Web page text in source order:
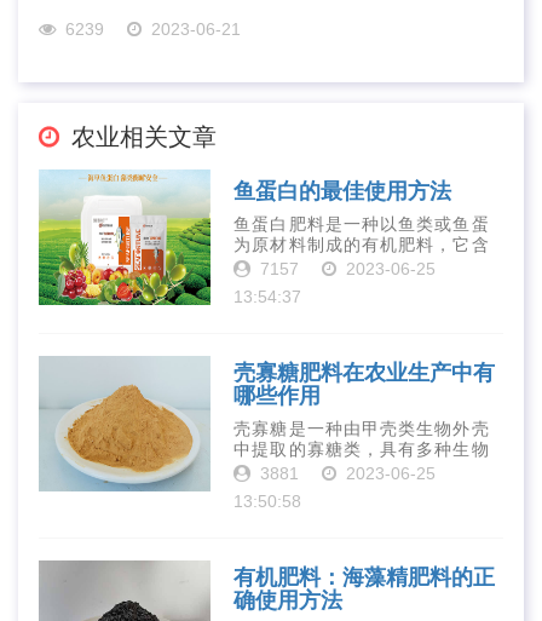
6239 2023-06-21
农业相关文章
鱼蛋白的最佳使用方法
鱼蛋白肥料是一种以鱼类或鱼蛋
为原材料制成的有机肥料，它含
有丰富的营养物质，如氮、磷、
元素和植物生长因子。这些营养
7157
2023-06-25
13:54:37
壳寡糖肥料在农业生产中有
哪些作用
壳寡糖是一种由甲壳类生物外壳
中提取的寡糖类，具有多种生物
活性和营养价值。在农业生产
是作为一种新型的有机肥料，壳
3881
2023-06-25
13:50:58
有机肥料：海藻精肥料的正
确使用方法